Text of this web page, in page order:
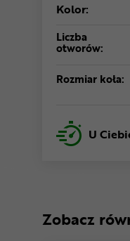
Kolor:
Liczba
otworów:
Rozmiar koła:
U
Zobacz